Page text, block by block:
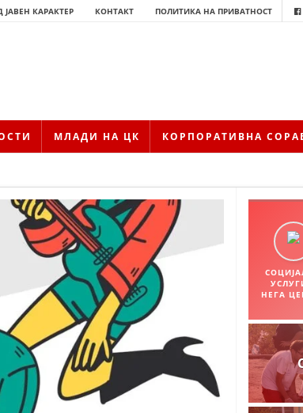
КАРАКТЕР КОНТАКТ ПОЛИТИКА НА ПРИВАТНОСТ
МЛАДИ НА ЦК КОРПОРАТИВНА
НА ЦКРМ
НА ДВИЖЕЊЕТО
ОРГАНИЗАЦИЈАТА
ИНФОРМАЦИИ
НЕГА